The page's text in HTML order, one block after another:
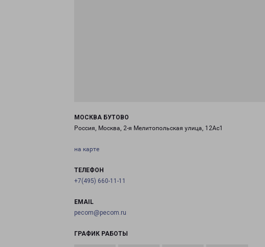
МОСКВА БУТОВО
Россия, Москва, 2-я Мелитопольская улица, 12Ас1
на карте
ТЕЛЕФОН
+7(495) 660-11-11
EMAIL
pecom@pecom.ru
ГРАФИК РАБОТЫ